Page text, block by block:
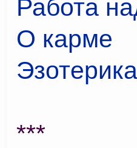
Работа
О карме
***